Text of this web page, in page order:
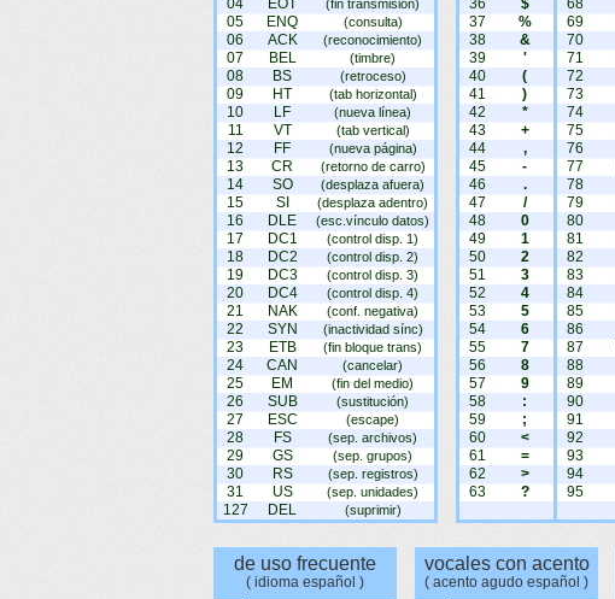
04 EOT (fin transmisión)
05 ENQ (consulta)
06 ACK (reconocimiento)
07 BEL (timbre)
08 BS (retroceso)
09 HT (tab horizontal)
10 LF (nueva línea)
11 VT (tab vertical)
12 FF (nueva página)
13 CR (retorno de carro)
14 SO (desplaza afuera)
15 SI (desplaza adentro)
16 DLE (esc.vínculo datos)
17 DC1 (control disp. 1)
18 DC2 (control disp. 2)
19 DC3 (control disp. 3)
20 DC4 (control disp. 4)
21 NAK (conf. negativa)
22 SYN (inactividad sínc)
23 ETB (fin bloque trans)
24 CAN (cancelar)
25 EM (fin del medio)
26 SUB (sustitución)
27 ESC (escape)
28 FS (sep. archivos)
29 GS (sep. grupos)
30 RS (sep. registros)
31 US (sep. unidades)
127 DEL (suprimir)
36
$
37
%
38
&
39
'
40
(
41
)
42
*
43
+
44
,
45
-
46
.
47
/
48
0
49
1
50
2
51
3
52
4
53
5
54
6
55
7
56
8
57
9
58
:
59
;
60
<
61
=
62
>
63
?
68
69
70
71
72
73
74
75
76
77
78
79
80
81
82
83
84
85
86
87
88
89
90
91
92
93
94
95
de uso frecuente
( idioma español )
vocales con acento
( acento agudo español )